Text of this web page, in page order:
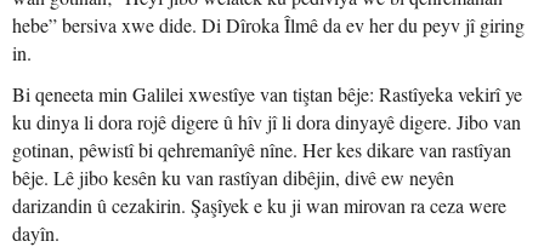
hebe” bersiva xwe dide. Di Dîroka Îlmê da ev her du peyv jî giring
in.
Bi qeneeta min Galilei xwestîye van tiştan bêje: Rastîyeka vekirî ye
ku dinya li dora rojê digere û hîv jî li dora dinyayê digere. Jibo van
gotinan, pêwistî bi qehremanîyê nîne. Her kes dikare van rastîyan
bêje. Lê jibo kesên ku van rastîyan dibêjin, divê ew neyên
darizandin û cezakirin. Şaşîyek e ku ji wan mirovan ra ceza were
dayîn.